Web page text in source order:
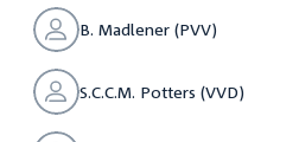
B. Madlener (PVV)
S.C.C.M. Potters (VVD)